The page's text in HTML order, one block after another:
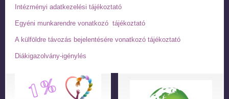
Intézményi adatkezelési tájékoztató
Egyéni munkarendre vonatkozó tájékoztató
A külföldre távozás bejelentésére vonatkozó tájékoztató
Diákigazolvány-igénylés